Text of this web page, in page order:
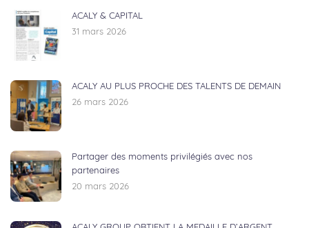
ACALY & CAPITAL
31 mars 2026
ACALY AU PLUS PROCHE DES TALENTS DE DEMAIN
26 mars 2026
Partager des moments privilégiés avec nos
partenaires
20 mars 2026